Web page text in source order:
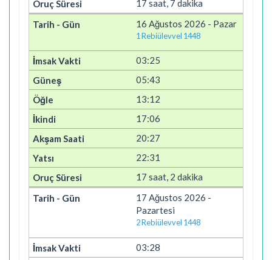
17 saat, 7 dakika
16 Ağustos 2026 - Pazar
1 Rebiülevvel 1448
03:25
05:43
13:12
17:06
20:27
22:31
17 saat, 2 dakika
17 Ağustos 2026 -
Pazartesi
2 Rebiülevvel 1448
03:28